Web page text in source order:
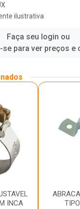
ilustrativa
Faça seu login ou
se para ver preços e
INCA